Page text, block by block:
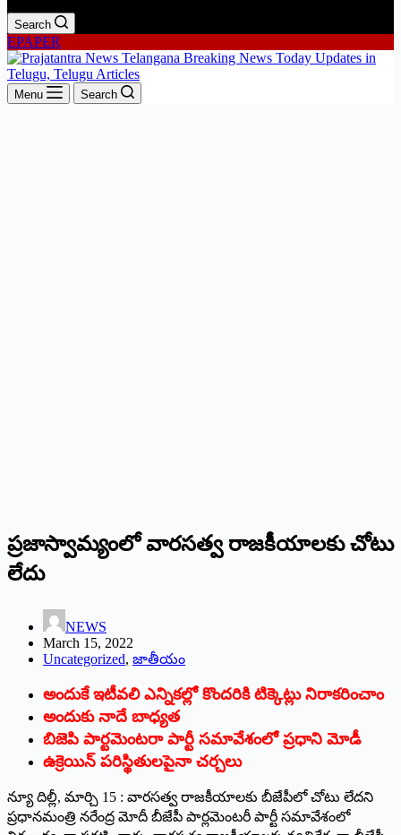
Search
EPAPER
Menu Search
‌ప్రజాస్వామ్యంలో వారసత్వ రాజకీయాలకు చోటు
లేదు
NEWS
March 15, 2022
Uncategorized, జాతీయం
అందుకే ఇటీవలి ఎన్నికల్లో కొందరికి టిక్కెట్లు నిరాకరించాం
అందుకు నాదే బాధ్యత
బిజెపి పార్టమెంటరా పార్టీ సమావేశంలో ప్రధాని మోడీ
ఉక్రెయిన్‌ ‌పరిస్థితులపైనా చర్చలు
న్యూ దిల్లీ, మార్చి 15 : వారసత్వ రాజకీయాలకు బీజేపీలో చోటు లేదని
ప్రధానమంత్రి నరేంద్ర మోదీ బీజేపీ పార్లమెంటరీ పార్టీ సమావేశంలో